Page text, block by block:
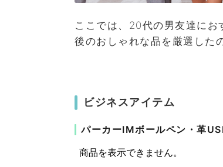
ここでは、20代の男友達に
後のおしゃれな品を厳選した
ビジネスアイテム
パーカーIMボールペン・革